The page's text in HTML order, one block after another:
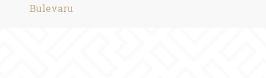
Bulevaru